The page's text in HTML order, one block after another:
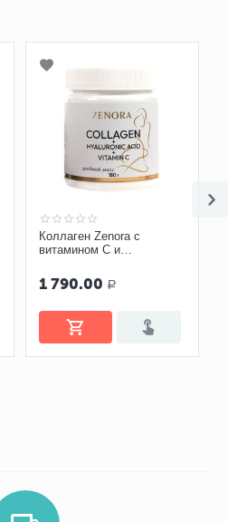
Коллаген Zenora с
витамином С и
«Ягодный микс»
1 790.00 Р